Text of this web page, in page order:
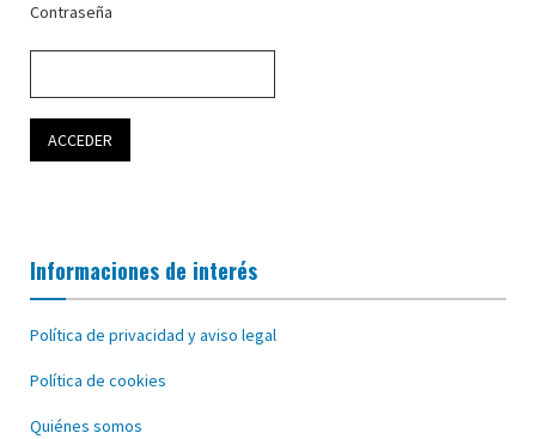
Contraseña
Informaciones de interés
Política de privacidad y aviso legal
Política de cookies
Quiénes somos